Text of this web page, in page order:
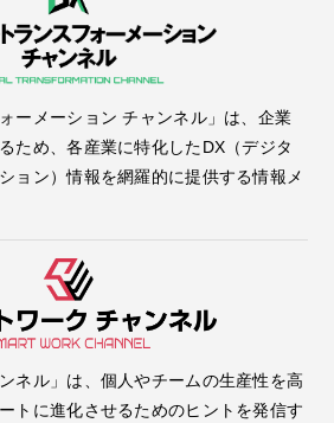
ーメーション チャンネル」は、企業
ため、各産業に特化したDX（デジタ
ョン）情報を網羅的に提供する情報メ
ネル」は、個人やチームの生産性を高
トに進化させるためのヒントを発信す